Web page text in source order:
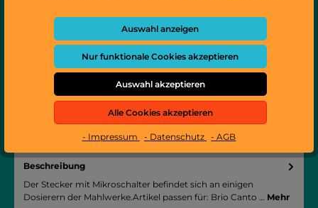
Hersteller-Nr.:259660
Dieses Produkt weiterempfehlen:
Beschreibung
Der Stecker mit Mikroschalter befindet sich an einigen
Dosierern der Mahlwerke.Artikel passen für: Brio Canto … Mehr
Auswahl anzeigen
Nur funktionale Cookies akzeptieren
Auswahl akzeptieren
Alle Cookies akzeptieren
- Impressum - Datenschutz - AGB